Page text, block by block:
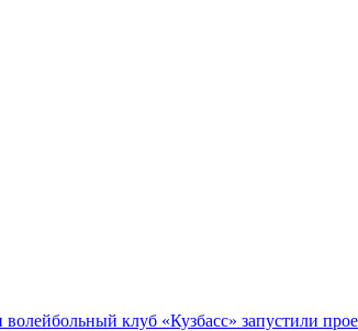
клуб «Кузбасс» запустили